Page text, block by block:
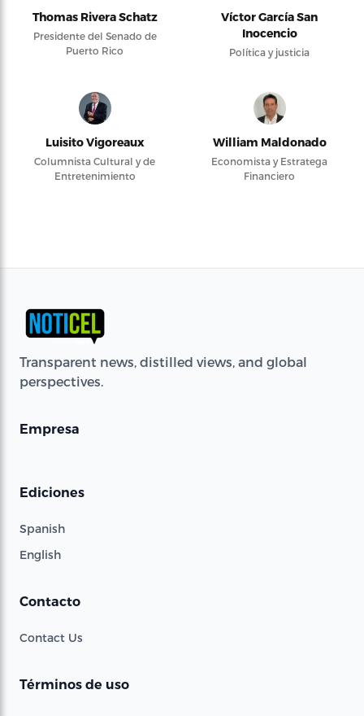
Thomas Rivera Schatz
Presidente del Senado de
Puerto Rico
Víctor García San
Inocencio
Política y justicia
Luisito Vigoreaux
Columnista Cultural y de
Entretenimiento
William Maldonado
Economista y Estratega
Financiero
Transparent news, distilled views, and global
perspectives.
Empresa
Ediciones
Spanish
English
Contacto
Contact Us
Términos de uso